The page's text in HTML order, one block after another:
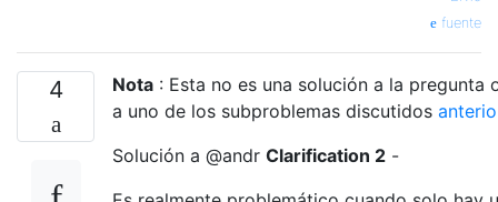
fuente
4 Nota : Esta no es una solución a la pregunta
a uno de los subproblemas discutidos
Solución a @andr Clarification 2 -